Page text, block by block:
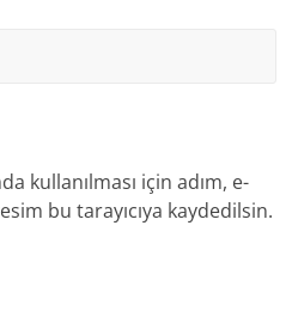
kullanılması için adım, e-
bu tarayıcıya kaydedilsin.